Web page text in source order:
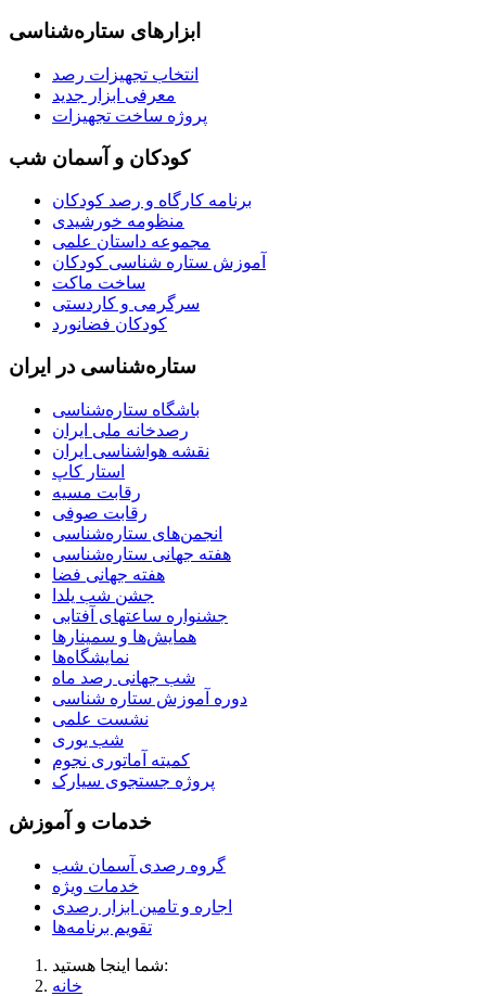
ابزارهای ستاره‌شناسی
انتخاب تجهیزات رصد
معرفی ابزار جدید
پروژه ساخت تجهیزات
کودکان و آسمان شب
برنامه‌ کارگاه و رصد کودکان
منظومه خورشیدی
مجموعه داستان علمی
آموزش ستاره شناسی کودکان
ساخت ماکت
سرگرمی و کاردستی
کودکان فضانورد
ستاره‌شناسی در ایران
باشگاه ستاره‌شناسی
رصدخانه ملی ایران
نقشه هواشناسی ایران
استار کاپ
رقابت مسیه
رقابت صوفی
انجمن‌های ستاره‌شناسی
هفته جهانی ستاره‌شناسی
هفته جهانی فضا
جشن شب یلدا
جشنواره ساعتهای آفتابی
همایش‌ها و سمینارها
نمایشگاه‌ها
شب جهانی رصد ماه
دوره آموزش ستاره شناسی
نشست علمی
شب یوری
کمیته آماتوری نجوم
پروژه جستجوی سیارک
خدمات و آموزش
گروه رصدی آسمان شب
خدمات ویژه
اجاره و تامین ابزار رصدی
تقویم برنامه‌ها
شما اینجا هستید:
خانه